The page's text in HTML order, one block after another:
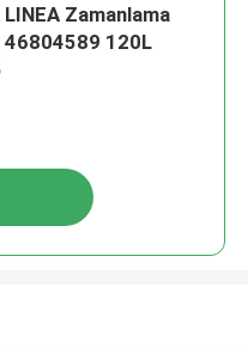
Zamanlama
120L